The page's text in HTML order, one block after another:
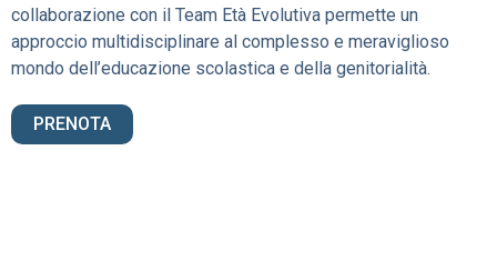
collaborazione con il Team Età Evolutiva permette un
approccio multidisciplinare al complesso e meraviglioso
mondo dell’educazione scolastica e della genitorialità.
PRENOTA